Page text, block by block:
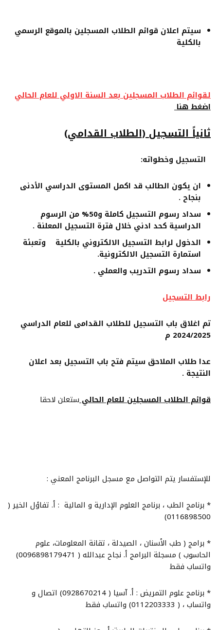
سيتم اعلان قوائم الطلاب المسجلين بالموقع الرسمي
بالكلية
لقوائم الطلاب المسجلين بعد السنة الاولي للعام الحالي
اضغط هنا
ثانياً التسجيل (الطلاب القدامي)
التسجيل وخطواته:
ان يكون الطالب قد اكمل المستوى الدراسي الأدنى
بنجاح .
سداد رسوم التسجيل كاملة و50% من الرسوم
الدراسية كحد ادني خلال فترة التسجيل المعلنة .
الدخول لرابط التسجيل الالكتروني بالكلية وتعبئة
استمارة التسجيل الالكترونية.
سداد رسوم التدريب والعملي .
رابط التسجيل
تم اغلاق باب التسجيل للطلاب القدامى للعام الدراسي
2024/2025 م
عدا طلاب الملاحق سيتم فتح باب التسجيل بعد اعلان
النتيجة .
قوائم الطلاب المسجلين للعام الحاليستعلن لاحقا
للإستفسار يتم التواصل مع مسجل البرنامج المعني :
* برنامج الطب ، برنامج العلوم الإدارية و المالية : أ. تفاؤل الخير (
0116898500)
* ⁠برامج ( طب الأسنان ، الصيدلة ، تقانة المعلومات، علوم
الحاسوب ) مسجلة البرامج أ. نجاح عبدالله ( 0096898179471)
واتساب فقط
* ⁠برنامج علوم التمريض : أ. آسيا ( 0928670214) اتصال و
واتساب ، ( 0112203333) واتساب فقط